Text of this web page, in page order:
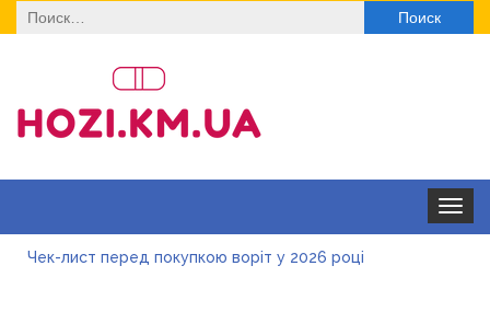
Найти:
Toggle
Чек-лист перед покупкою воріт у 2026 році